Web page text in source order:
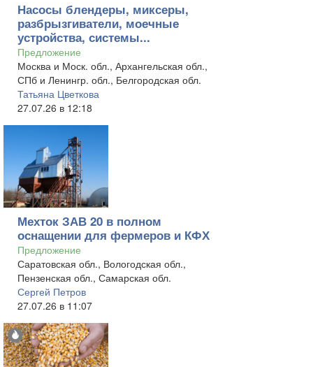
Насосы блендеры, миксеры,
разбрызгиватели, моечные
устройства, системы...
Предложение
Москва и Моск. обл., Архангельская обл.,
СПб и Ленингр. обл., Белгородская обл.
Татьяна Цветкова
27.07.26 в 12:18
Мехток ЗАВ 20 в полном
оснащении для фермеров и КФХ
Предложение
Саратовская обл., Вологодская обл.,
Пензенская обл., Самарская обл.
Сергей Петров
27.07.26 в 11:07